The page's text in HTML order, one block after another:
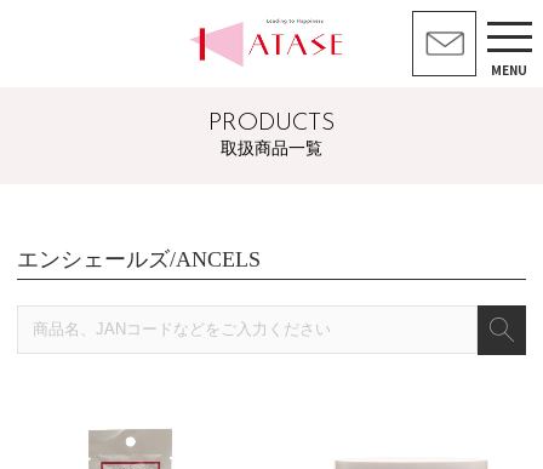
MENU
PRODUCTS
取扱商品一覧
エンシェールズ/ANCELS